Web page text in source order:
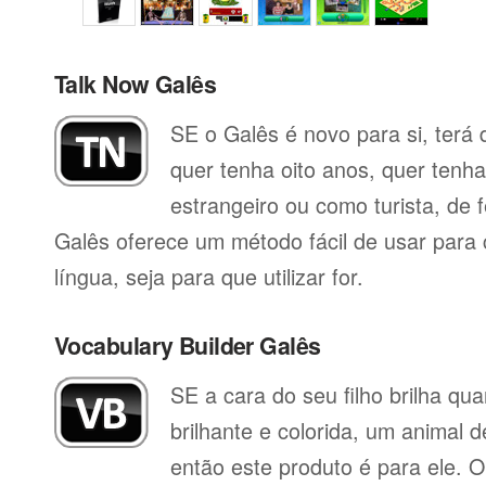
Talk Now Galês
SE o Galês é novo para si, terá
quer tenha oito anos, quer
estrangeiro ou como turista, de
Galês oferece um método fácil de usar
língua, seja para que utilizar for.
Vocabulary Builder Galês
SE a cara do seu filho brilha
brilhante e colorida, um animal
então este produto é para ele.